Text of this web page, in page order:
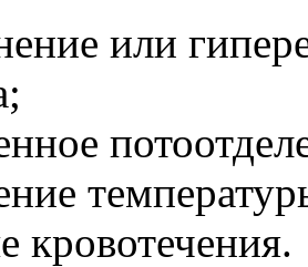
или
кровотечения.